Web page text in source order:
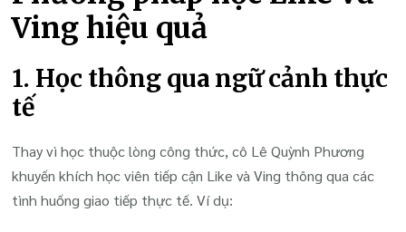
Ving hiệu quả
1. Học thông qua ngữ cảnh thực
tế
Thay vì học thuộc lòng công thức, cô Lê Quỳnh Phương
khuyến khích học viên tiếp cận Like và Ving thông qua các
tình huống giao tiếp thực tế. Ví dụ: